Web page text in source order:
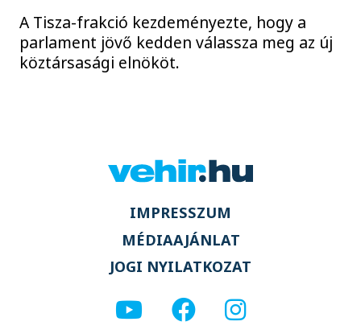
A Tisza-frakció kezdeményezte, hogy a
parlament jövő kedden válassza meg az új
köztársasági elnököt.
IMPRESSZUM
MÉDIAAJÁNLAT
JOGI NYILATKOZAT